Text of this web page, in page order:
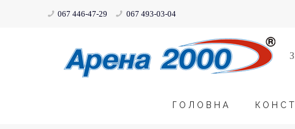
067 446-47-29 067 493-03-04
ГОЛОВНА